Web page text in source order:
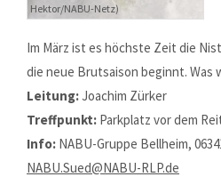
Hektor/NABU-Netz)
Im März ist es höchste Zeit die
die neue Brutsaison beginnt. Was
Leitung:Joachim Zürker
Treffpunkt: Parkplatz vor dem
Info: NABU-Gruppe Bellheim,
NABU.Sued@NABU-RLP.de